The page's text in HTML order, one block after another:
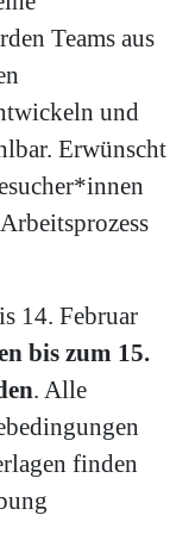
Teams aus
und
Erwünscht
14. Februar
bis zum 15.
. Alle
finden